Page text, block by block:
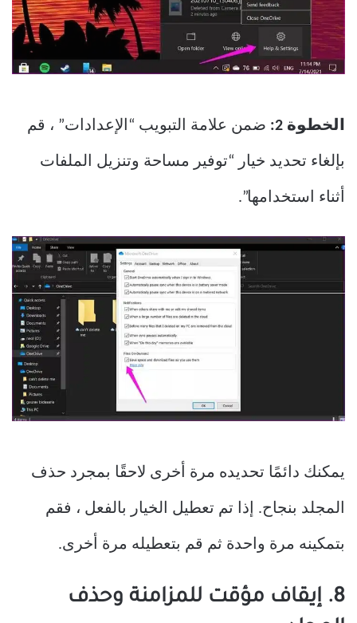
الخطوة 2: ضمن علامة التبويب “الإعدادات” ، قم
بإلغاء تحديد خيار “توفير مساحة وتنزيل الملفات
أثناء استخدامها”.
يمكنك دائمًا تحديده مرة أخرى لاحقًا بمجرد حذف
المجلد بنجاح. إذا تم تعطيل الخيار بالفعل ، فقم
بتمكينه مرة واحدة ثم قم بتعطيله مرة أخرى.
8. إيقاف مؤقت للمزامنة وحذف